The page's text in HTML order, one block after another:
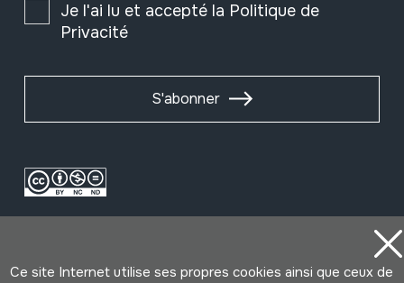
Je l'ai lu et accepté la Politique de
Privacité
S'abonner
Ce site Internet utilise ses propres cookies ainsi que ceux de